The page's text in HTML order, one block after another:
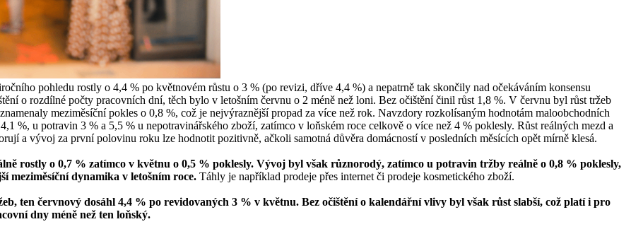
pohledu rostly o 4,4 % po květnovém růstu o 3 % (po revizi, dříve 4,4 %) a nepatrně tak skončily nad očekáváním konsensu
o rozdílné počty pracovních dní, těch bylo v letošním červnu o 2 méně než loni. Bez očištění činil růst 1,8 %. V červnu byl růst tržeb
meziměsíční pokles o 0,8 %, což je nejvýraznější propad za více než rok. Navzdory rozkolísaným hodnotám maloobchodních
%, u potravin 3 % a 5,5 % u nepotravinářského zboží, zatímco v loňském roce celkově o více než 4 % poklesly. Růst reálných mezd a
a vývoj za první polovinu roku lze hodnotit pozitivně, ačkoli samotná důvěra domácností v posledních měsících opět mírně klesá.
rostly o 0,7 % zatímco v květnu o 0,5 % poklesly. Vývoj byl však různorodý, zatímco u potravin tržby reálně o 0,8 % poklesly,
meziměsíční dynamika v letošním roce. Táhly je například prodeje přes internet či prodeje kosmetického zboží.
ten červnový dosáhl 4,4 % po revidovaných 3 % v květnu. Bez očištění o kalendářní vlivy byl však růst slabší, což platí i pro
dny méně než ten loňský.